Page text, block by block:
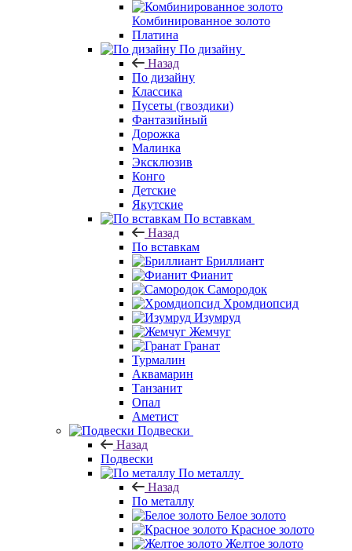
Комбинированное золото
Платина
По дизайну
Назад
По дизайну
Классика
Пусеты (гвоздики)
Фантазийный
Дорожка
Малинка
Эксклюзив
Конго
Детские
Якутские
По вставкам
Назад
По вставкам
Бриллиант
Фианит
Самородок
Хромдиопсид
Изумруд
Жемчуг
Гранат
Турмалин
Аквамарин
Танзанит
Опал
Аметист
Подвески
Назад
Подвески
По металлу
Назад
По металлу
Белое золото
Красное золото
Желтое золото